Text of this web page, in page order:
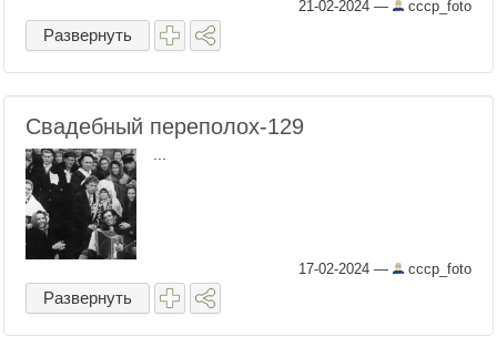
21-02-2024 — cccp_foto
Развернуть
Свадебный переполох-129
17-02-2024 — cccp_foto
Развернуть